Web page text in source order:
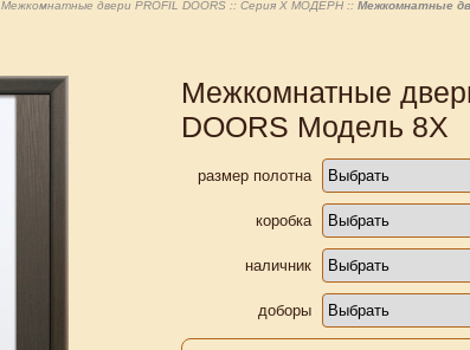
Межкомнатные двери PROFIL DOORS Серия Х МОДЕРН
Межкомнатные
Межкомнатные
DOORS Модель 8X
размер полотна
коробка
наличник
доборы